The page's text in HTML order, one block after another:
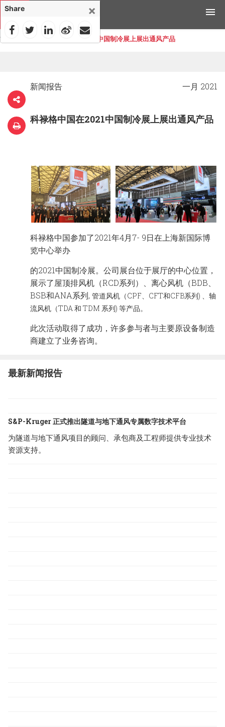
产品
工具与资源
新闻媒体
联系我们
首页 科禄格中国在2021中国制冷展上展出通风产品
新闻报告 一月 2021
科禄格中国在2021中国制冷展上展出通风产品
科禄格中国参加了2021年4月7- 9日在上海新国际博
览中心举办
的2021中国制冷展。公司展台位于展厅的中心位置，
展示了屋顶排风机（RCD系列）、离心风机（BDB、
BSB和ANA系列, 管道风机（CPF、CFT和CFB系列) 、轴
流风机（TDA 和 TDM 系列) 等产品。
此次活动取得了成功，许多参与者与主要原设备制造
商建立了业务咨询。
最新新闻报告
S&P-Kruger 正式推出隧道与地下通风专属数字技术平台
为隧道与地下通风项目的顾问、承包商及工程师提供专业技术
资源支持。
×
Share